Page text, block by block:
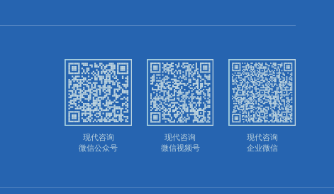
现代咨询
微信公众号
现代咨询
微信视频号
现代咨询
企业微信